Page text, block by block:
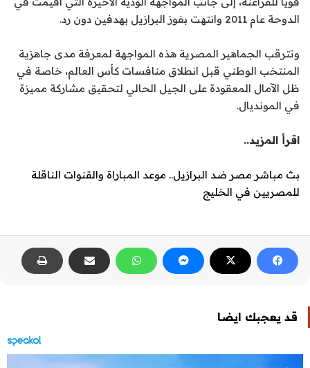
الدوحة عام 2011 وانتهت بفوز البرازيل بهدفين دون رد.
وتترقب الجماهير المصرية هذه المواجهة لمعرفة مدى جاهزية
المنتخب الوطني قبل انطلاق منافسات كأس العالم، خاصة في
ظل الآمال المعقودة على الجيل الحالي لتحقيق مشاركة مميزة
في المونديال.
اقرأ المزيد..
بث مباشر مصر ضد البرازيل.. موعد المباراة والقنوات الناقلة
للمصريين في الخليج
قد يعجبك ايضا